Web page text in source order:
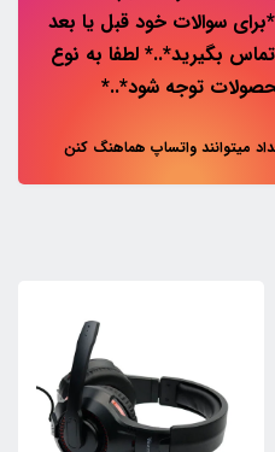
سوالات خود قبل یا بعد
بگیرید*..* لطفا به نوع
توجه شود*..*
میتوانند واتساپ هماهنگ کنن